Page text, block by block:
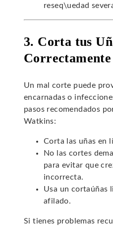
reseq\uedad
3. Corta tus
Correctamente
Un mal corte puede
encarnadas o
pasos recomendados
Watkins:
Corta las uñas en
No las cortes
para evitar que
incorrecta.
Usa un cortaúñas
afilado.
Si tienes problemas